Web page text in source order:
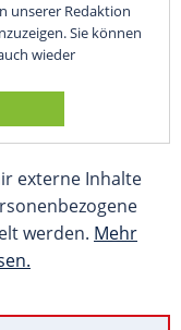
unserer Redaktion
Sie können
wieder
externe Inhalte
werden. Mehr